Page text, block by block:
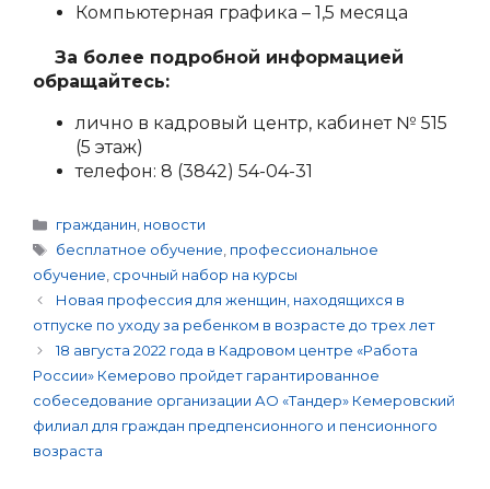
Компьютерная графика – 1,5 месяца
За более подробной информацией
обращайтесь:
лично в кадровый центр, кабинет № 515
(5 этаж)
телефон: 8 (3842) 54-04-31
Рубрики
гражданин, новости
Метки
бесплатное обучение, профессиональное
обучение, срочный набор на курсы
Навигация
Новая профессия для женщин, находящихся в
отпуске по уходу за ребенком в возрасте до трех лет
18 августа 2022 года в Кадровом центре «Работа
России» Кемерово пройдет гарантированное
собеседование организации АО «Тандер» Кемеровский
филиал для граждан предпенсионного и пенсионного
возраста